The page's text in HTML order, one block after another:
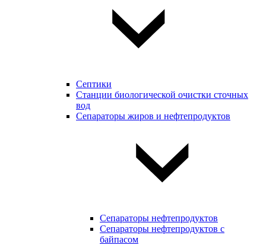
Септики
Станции биологической очистки сточных
вод
Сепараторы жиров и нефтепродуктов
Сепараторы нефтепродуктов
Сепараторы нефтепродуктов с
байпасом